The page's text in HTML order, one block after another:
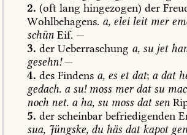
2. (oft lang hingezogen) der
Wohlbehagens. a, eleileitmer
schün Eif. —
3. der Ueberraschung a, su jet
gesehn!—
4. des Findens a, es etdat; adat
gedach. asu!moss merdatsu
noch net. aha, su moss datsen
5. der scheinbar befriedigenden
sua, Jüngske, du häs datkapot